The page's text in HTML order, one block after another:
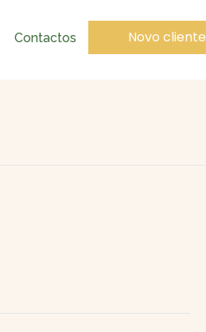
Novo cliente
Contactos